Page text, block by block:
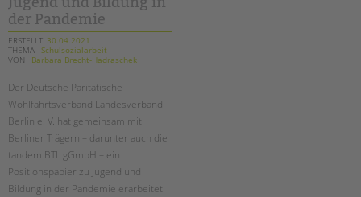
Schulbezogene Sozialarbeit
Tagesgruppen
EINGLIEDERUNGSHILFE
BETREUTES WOHNEN
TANDEM BTL AKADEMIE
der Pandemie
ERSTELLT 30.04.2021
THEMA Schulsozialarbeit
VON
Barbara Brecht-Hadraschek
Der Deutsche Paritätische
Wohlfahrtsverband Landesverband
Berlin e. V. hat gemeinsam mit
Berliner Trägern – darunter auch die
tandem BTL gGmbH – ein
Positionspapier zu Jugend und
Bildung in der Pandemie erarbeitet.